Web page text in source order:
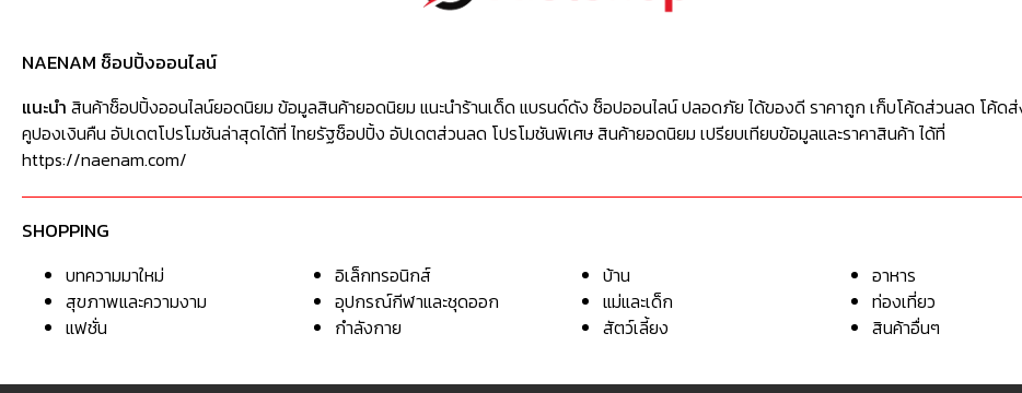
NAENAM ช็อปปิ้งออนไลน์
แนะนำ สินค้าช็อปปิ้งออนไลน์ยอดนิยม ข้อมูลสินค้ายอดนิยม แนะนำร้านเด็ด แบรนด์ดัง ช็อปออนไลน์ ปลอดภัย ได้ของดี ราคาถูก เก็บโค้ดส่วนลด โค้ด
คูปองเงินคืน อัปเดตโปรโมชันล่าสุดได้ที่ ไทยรัฐช็อปปิ้ง อัปเดตส่วนลด โปรโมชันพิเศษ สินค้ายอดนิยม เปรียบเทียบข้อมูลและราคาสินค้า ได้ที่
https://naenam.com/
SHOPPING
บทความมาใหม่
สุขภาพและความงาม
แฟชั่น
อิเล็กทรอนิกส์
อุปกรณ์กีฬาและชุดออก
กำลังกาย
บ้าน
แม่และเด็ก
สัตว์เลี้ยง
อาหาร
ท่องเที่ยว
สินค้าอื่นๆ